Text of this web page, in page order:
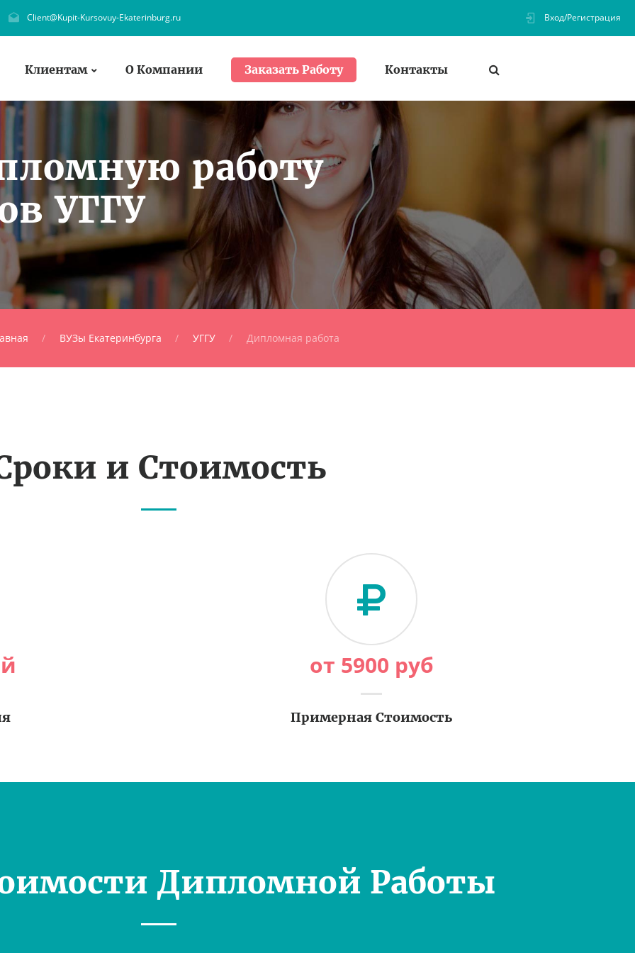
Client@Kupit-Kursovuy-Ekaterinburg.ru Вход/Регистрация
Клиентам О Компании Заказать Работу Контакты
работу
УГГУ
ВУЗы Екатеринбурга УГГУ Дипломная работа
и Стоимость
от 5900 руб
Примерная Стоимость
Дипломной Работы